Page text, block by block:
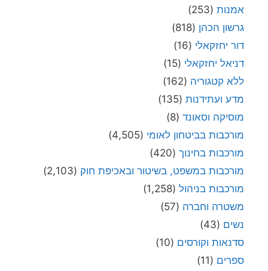
אמנות (253)
גרשון הכהן (818)
דור יחזקאלי (16)
דניאל יחזקאלי (15)
ללא קטגוריה (162)
מדע ועתידנות (135)
מוסיקה וסאונד (8)
מורכבות בביטחון לאומי (4,505)
מורכבות בחינוך (420)
מורכבות במשפט, בשיטור ובאכיפת חוק (2,103)
מורכבות בניהול (1,258)
משטרה וחברה (57)
נשים (43)
סדנאות וקורסים (10)
ספרים (11)